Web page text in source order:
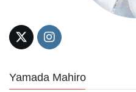
Yamada Mahiro